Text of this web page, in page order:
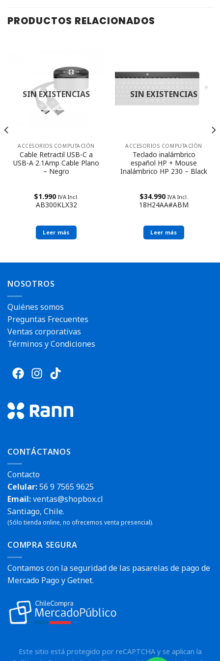
PRODUCTOS RELACIONADOS
SIN EXISTENCIAS
ACCESORIOS COMPUTACIÓN
Cable Retractil USB-C a
USB-A 2.1Amp Cable Plano
– Negro
$1.990 IVA Incl.
AB300KLX32
Leer más
SIN EXISTENCIAS
ACCESORIOS COMPUTACIÓN
Teclado inalámbrico
español HP + Mouse
Inalámbrico HP 230 – Black
$34.990 IVA Incl.
18H24AA#ABM
Leer más
NOSOTROS
Quiénes somos
Preguntas Frecuentes
Ventas corporativas
Términos y Condiciones
CONTÁCTANOS
Contacto
Celular:56 9 7565 9625
Email:ventas@shopbox.cl
Santiago, Chile.
(Sólo tienda online, no ofrecemos venta presencial).
COMPRA SEGURA
Contamos con la seguridad de las pasarelas de pago de
Mercado Pago y Getnet.
Este sitio está protegido por reCAPTCHA y se aplican la